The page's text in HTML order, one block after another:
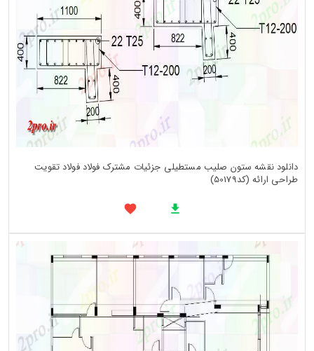
دانلود نقشه ستون صلیب مستطیلی جزئیات مشترک فولاد فولاد تقویت
طراحی ارائه (کد50179)